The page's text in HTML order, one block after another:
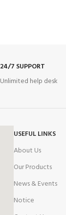
24/7 SUPPORT
Unlimited help desk
USEFUL LINKS
About Us
Our Products
News & Events
Notice